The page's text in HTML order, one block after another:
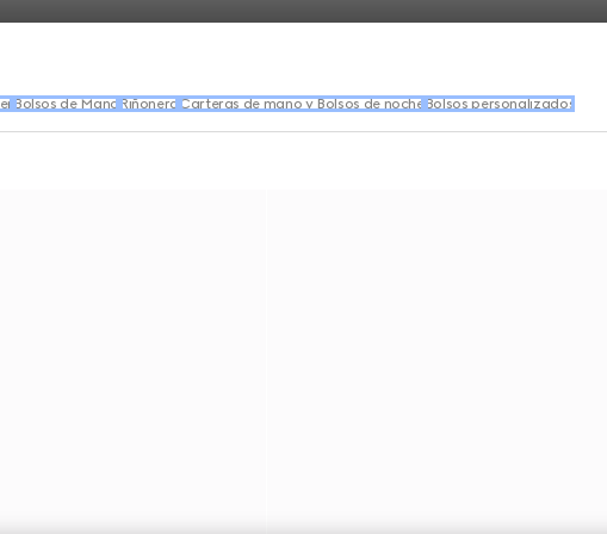
Bolsos de Mano Riñonera Carteras de mano y Bolsos de noche Bolsos personalizados